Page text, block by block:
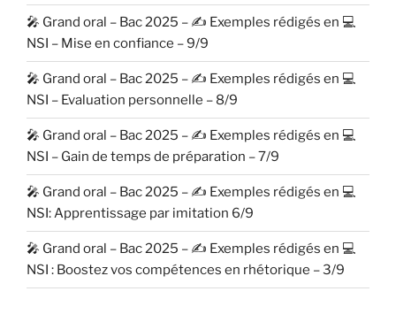
🎤 Grand oral – Bac 2025 – ✍️ Exemples rédigés en 💻
NSI – Mise en confiance – 9/9
🎤 Grand oral – Bac 2025 – ✍️ Exemples rédigés en 💻
NSI – Evaluation personnelle – 8/9
🎤 Grand oral – Bac 2025 – ✍️ Exemples rédigés en 💻
NSI – Gain de temps de préparation – 7/9
🎤 Grand oral – Bac 2025 – ✍️ Exemples rédigés en 💻
NSI: Apprentissage par imitation 6/9
🎤 Grand oral – Bac 2025 – ✍️ Exemples rédigés en 💻
NSI : Boostez vos compétences en rhétorique – 3/9